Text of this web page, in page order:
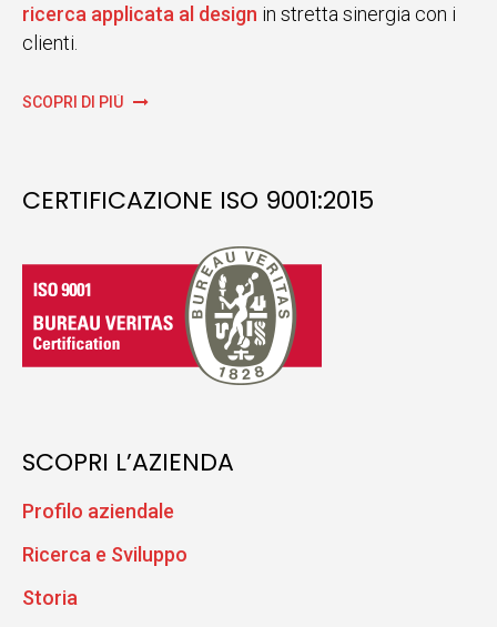
ricerca applicata al design in stretta sinergia con i
clienti.
SCOPRI DI PIÙ
CERTIFICAZIONE ISO 9001:2015
SCOPRI L’AZIENDA
Profilo aziendale
Ricerca e Sviluppo
Storia